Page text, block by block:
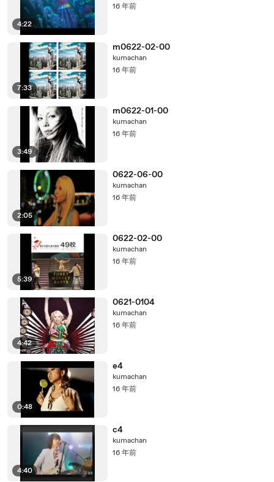
4:22
16 年前
7:33
m0622-02-00
kumachan
16 年前
3:49
m0622-01-00
kumachan
16 年前
2:05
0622-06-00
kumachan
16 年前
5:39
0622-02-00
kumachan
16 年前
4:42
0621-0104
kumachan
16 年前
0:48
e4
kumachan
16 年前
4:40
c4
kumachan
16 年前